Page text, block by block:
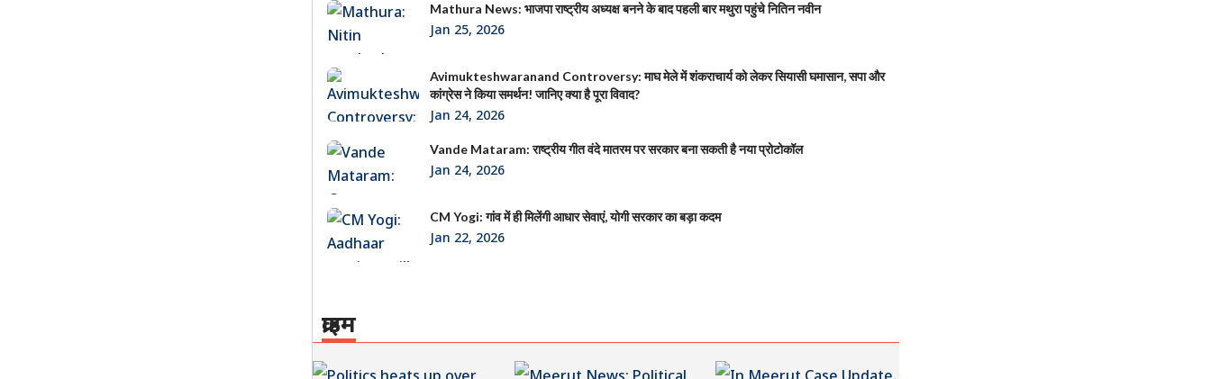
Mathura News: भाजपा राष्ट्रीय अध्यक्ष बनने के बाद पहली बार मथुरा पहुंचे नितिन नवीन
Jan 25, 2026
Avimukteshwaranand Controversy: माघ मेले में शंकराचार्य को लेकर सियासी घमासान, सपा और
कांग्रेस ने किया समर्थन! जानिए क्या है पूरा विवाद?
Jan 24, 2026
Vande Mataram: राष्ट्रीय गीत वंदे मातरम पर सरकार बना सकती है नया प्रोटोकॉल
Jan 24, 2026
CM Yogi: गांव में ही मिलेंगी आधार सेवाएं, योगी सरकार का बड़ा कदम
Jan 22, 2026
क्राइम